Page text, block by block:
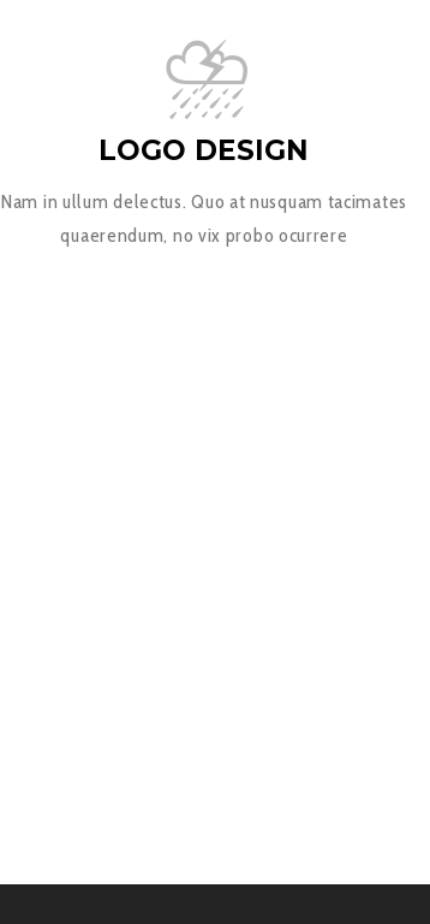
LOGO DESIGN
Nam in ullum delectus. Quo at nusquam tacimates
quaerendum, no vix probo ocurrere